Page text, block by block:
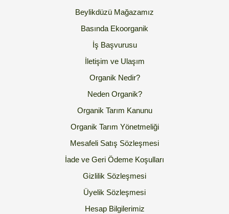
Beylikdüzü Mağazamız
Basında Ekoorganik
İş Başvurusu
İletişim ve Ulaşım
Organik Nedir?
Neden Organik?
Organik Tarım Kanunu
Organik Tarım Yönetmeliği
Mesafeli Satış Sözleşmesi
İade ve Geri Ödeme Koşulları
Gizlilik Sözleşmesi
Üyelik Sözleşmesi
Hesap Bilgilerimiz